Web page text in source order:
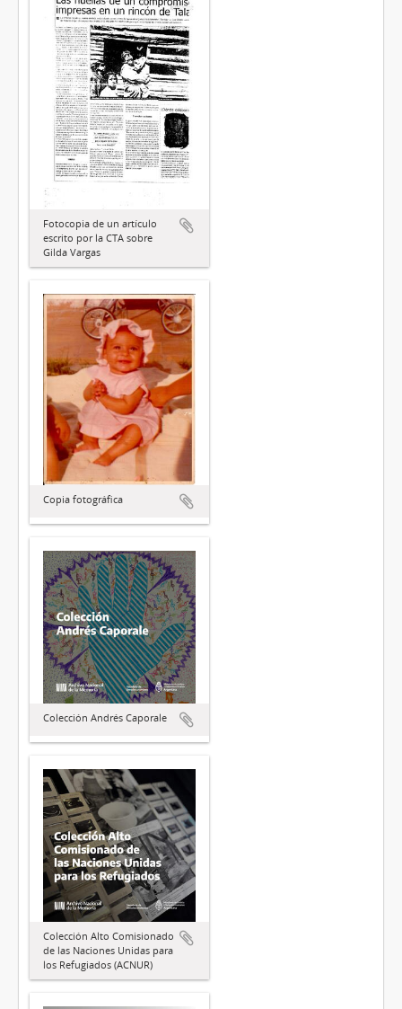
Fotocopia de un artículo
escrito por la CTA sobre
Gilda Vargas
Copia fotográfica
Colección Andrés Caporale
Colección Alto Comisionado
de las Naciones Unidas para
los Refugiados (ACNUR)